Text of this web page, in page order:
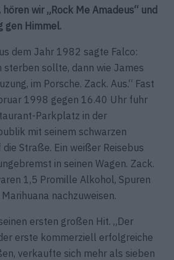
wir „Rock Me Amadeus“ und
Himmel.
dem Jahr 1982 sagte Falco:
sterben sollte, dann wie James
im Porsche. Zack. Aus.“ Fast
1998 gegen 16.40 Uhr fuhr
Parkplatz in der
mit seinem schwarzen
Straße. Ein weißer Reisebus
in seinen Wagen. Zack.
1,5 Promille Alkohol, Spuren
nachzuweisen.
ersten großen Hit. „Der
erste kommerziell erfolgreiche
verkaufte sich mehr als sieben